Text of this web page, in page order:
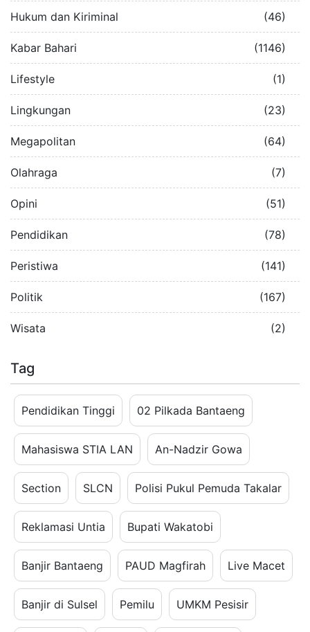
Hukum dan Kiriminal (46)
Kabar Bahari (1146)
Lifestyle (1)
Lingkungan (23)
Megapolitan (64)
Olahraga (7)
Opini (51)
Pendidikan (78)
Peristiwa (141)
Politik (167)
Wisata (2)
Tag
Pendidikan Tinggi 02 Pilkada Bantaeng
Mahasiswa STIA LAN An-Nadzir Gowa
Section SLCN Polisi Pukul Pemuda Takalar
Reklamasi Untia Bupati Wakatobi
Banjir Bantaeng PAUD Magfirah Live Macet
Banjir di Sulsel Pemilu UMKM Pesisir